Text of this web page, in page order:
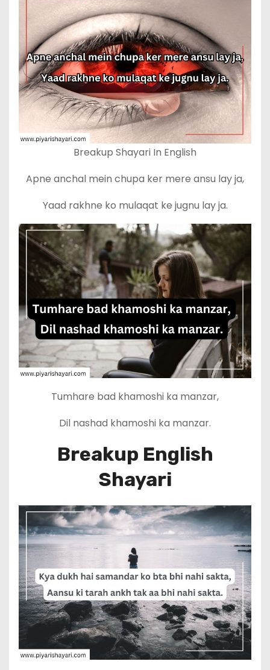
Breakup Shayari In English
Apne anchal mein chupa ker mere ansu lay ja,
Yaad rakhne ko mulaqat ke jugnu lay ja.
Tumhare bad khamoshi ka manzar,
Dil nashad khamoshi ka manzar.
Breakup English
Shayari